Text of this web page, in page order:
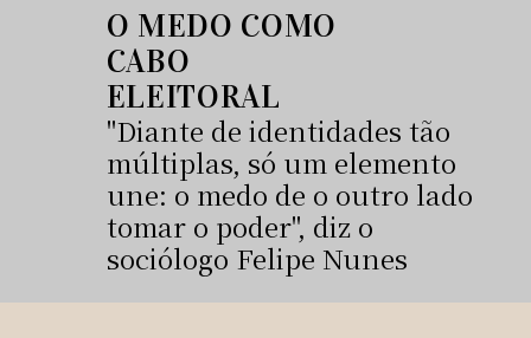
O MEDO COMO
CABO
ELEITORAL
"Diante de identidades tão
múltiplas, só um elemento
une: o medo de o outro lado
tomar o poder", diz o
sociólogo Felipe Nunes